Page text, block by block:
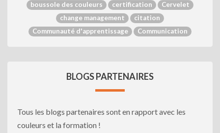
boussole des couleurs
certification
Cervelet
change management
citation
Communauté d'apprentissage
Communication
BLOGS PARTENAIRES
Tous les blogs partenaires sont en rapport avec les
couleurs et la formation !